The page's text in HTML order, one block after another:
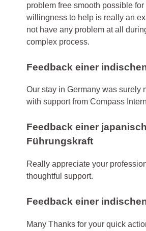
problem free smooth possible for
willingness to help is really an
not have any problem at all
complex process.
Feedback einer
Our stay in Germany was surely
with support from Compass
Feedback einer
Führungskraft
Really appreciate your
thoughtful support.
Feedback einer
Many Thanks for your quick